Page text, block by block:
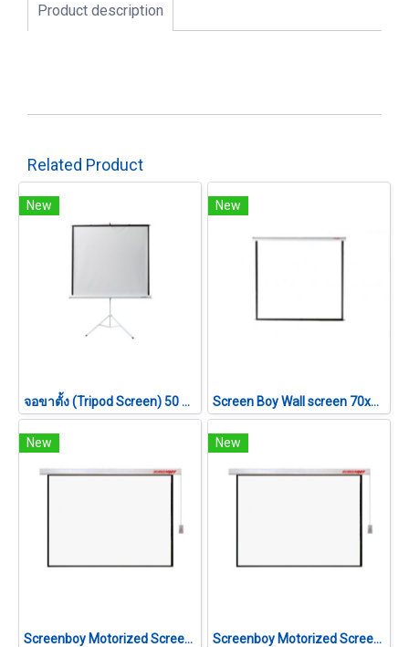
Product description
Related Product
New
จอขาตั้ง (Tripod Screen) 50 นิ้ว (1:1)
New
Screen Boy Wall screen 70x70 1:1
New
Screenboy Motorized Screen ขนาด 180 นิ้ว (4:3)
New
Screenboy Motorized Screen ขนาด 200 นิ้ว (4:3)